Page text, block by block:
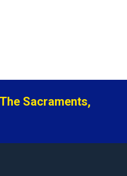
Sacraments,